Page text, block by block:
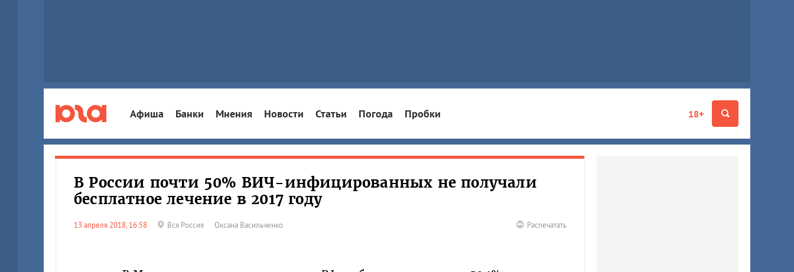
18+
Афиша Банки Мнения Новости Статьи Погода Пробки
В России почти 50% ВИЧ-инфицированных не получали
бесплатное лечение в 2017 году
13 апреля 2018, 16:58 Вся Россия Оксана Васильченко Распечатать